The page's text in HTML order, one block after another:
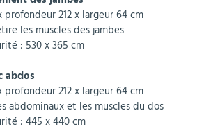
profondeur 212 x largeur 64 cm
les muscles des jambes
: 530 x 365 cm
abdos
profondeur 212 x largeur 64 cm
abdominaux et les muscles du dos
: 445 x 440 cm